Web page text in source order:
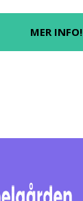
MER INFO!